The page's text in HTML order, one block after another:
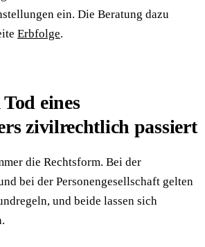
ein. Die Beratung dazu
Erbfolge.
eines
zivilrechtlich passiert
die Rechtsform. Bei der
bei der Personengesellschaft gelten
und beide lassen sich